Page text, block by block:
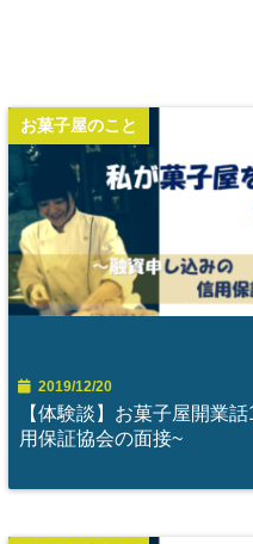
お菓子屋のこと
2019/12/20
【体験談】お菓子屋開業
用保証協会の面接~